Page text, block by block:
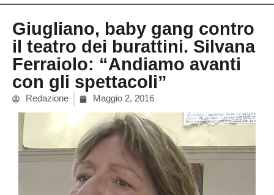
Giugliano, baby gang contro
il teatro dei burattini. Silvana
Ferraiolo: “Andiamo avanti
con gli spettacoli”
Redazione Maggio 2, 2016